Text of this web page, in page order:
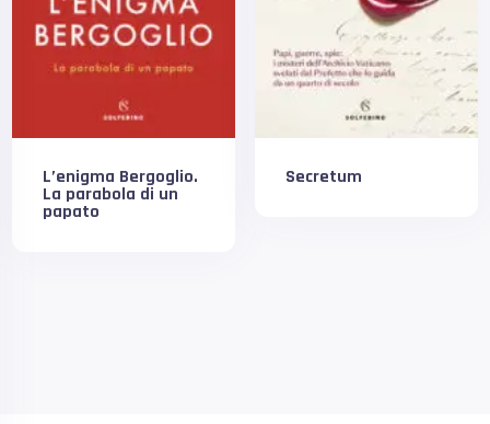
L’enigma Bergoglio.
La parabola di un
papato
Secretum